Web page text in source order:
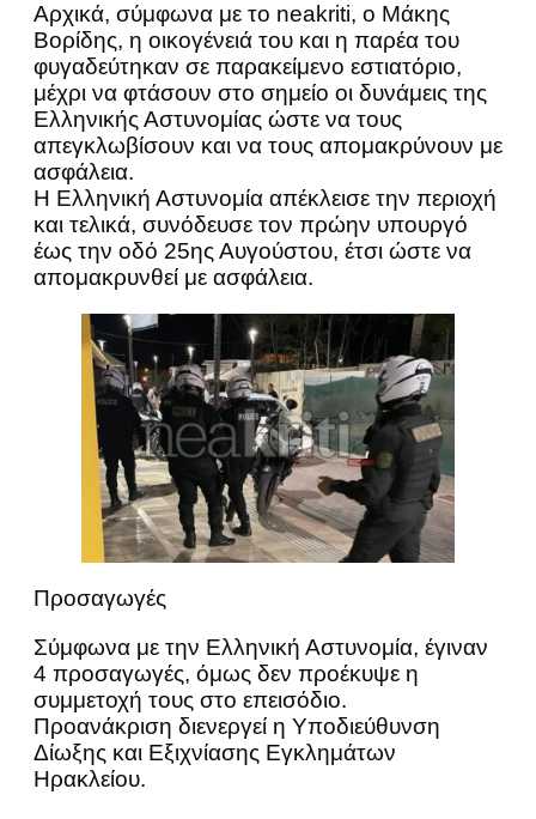
Αρχικά, σύμφωνα με το neakriti, ο Μάκης
Βορίδης, η οικογένειά του και η παρέα του
φυγαδεύτηκαν σε παρακείμενο εστιατόριο,
μέχρι να φτάσουν στο σημείο οι δυνάμεις της
Ελληνικής Αστυνομίας ώστε να τους
απεγκλωβίσουν και να τους απομακρύνουν με
ασφάλεια.
Η Ελληνική Αστυνομία απέκλεισε την περιοχή
και τελικά, συνόδευσε τον πρώην υπουργό
έως την οδό 25ης Αυγούστου, έτσι ώστε να
απομακρυνθεί με ασφάλεια.
Προσαγωγές
Σύμφωνα με την Ελληνική Αστυνομία, έγιναν
4 προσαγωγές, όμως δεν προέκυψε η
συμμετοχή τους στο επεισόδιο.
Προανάκριση διενεργεί η Υποδιεύθυνση
Δίωξης και Εξιχνίασης Εγκλημάτων
Ηρακλείου.